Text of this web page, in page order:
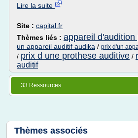
Lire la suite
Site : capital.fr
Thèmes liés : appareil d'audition
un appareil auditif audika / prix d'un
/ prix d une prothese auditive /
auditif
33 Ressources
Thèmes associés